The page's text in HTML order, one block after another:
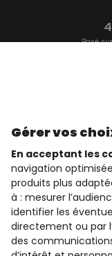
Basé
qui sommes-nous ?
besoin d'aide ?
le club fidélité
Gérer vos
En acceptant les
navigation
produits plus
à : mesurer
identifier les
directement ou par
des